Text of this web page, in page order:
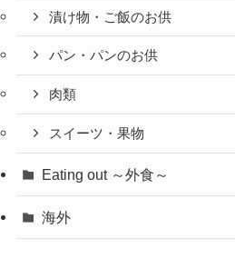
漬け物・ご飯のお供
パン・パンのお供
肉類
スイーツ・果物
Eating out ～外食～
海外